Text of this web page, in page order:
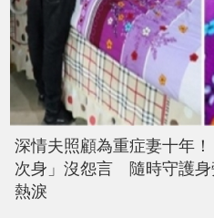
深情夫照顧為重症妻十年
次身」沒怨言 隨時守護身
熱淚